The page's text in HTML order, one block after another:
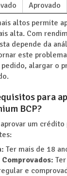
Aprovado
altos permite
alta. Com
depende da
este
alargar o
para
BCP?
um
Ter mais de 18
e